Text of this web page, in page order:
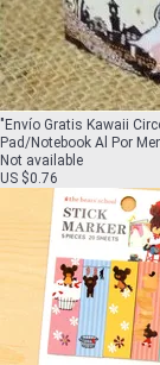
" Envío Gratis Kawaii
Pad/Notebook Al Por
Not available
US $0.76